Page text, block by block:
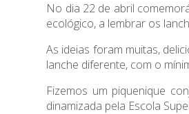
No dia 22 de abril
ecológico, a lembrar os
As ideias foram muitas,
lanche diferente, com o
Fizemos um piquenique
dinamizada pela Escola